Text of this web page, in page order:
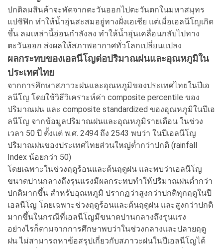
ปกติลมสินค้าจะพัดจากตะวันออกไปตะวันตกในมหาสมุทร
แปซิฟิก ทำให้น้ำอุ่นสะสมอยู่ทางฝั่งเอเชีย แต่เมื่อเอลนีโญเกิด
ขึ้น ลมเหล่านี้อ่อนกำลังลง ทำให้น้ำอุ่นเคลื่อนกลับไปทาง
ตะวันออก ส่งผลให้สภาพอากาศทั่วโลกเปลี่ยนแปลง
ผลกระทบของเอลนีโญต่อปริมาณฝนและอุณหภูมิใน
ประเทศไทย
จากการศึกษาสภาวะฝนและอุณหภูมิของประเทศไทยในปีเอ
ลนีโญ โดยใช้วิธีวิเคราะห์ค่า composite percentile ของ
ปริมาณฝน และ composite standardized ของอุณหภูมิในปีเอ
ลนีโญ จากข้อมูลปริมาณฝนและอุณหภูมิรายเดือน ในช่วง
เวลา 50 ปี ตั้งแต่ พ.ศ. 2494 ถึง 2543 พบว่า ในปีเอลนีโญ
ปริมาณฝนของประเทศไทยส่วนใหญ่ต่ำกว่าปกติ (rainfall
Index น้อยกว่า 50)
โดยเฉพาะในช่วงฤดูร้อนและต้นฤดูฝน และพบว่าเอลนีโญ
ขนาดปานกลางถึงรุนแรงมีผลกระทบทำให้ปริมาณฝนต่ำกว่า
ปกติมากขึ้น สำหรับอุณหภูมิ ปรากฏว่าสูงกว่าปกติทุกฤดูในปี
เอลนีโญ โดยเฉพาะช่วงฤดูร้อนและต้นฤดูฝน และสูงกว่าปกติ
มากขึ้นในกรณีที่เอลนีโญมีขนาดปานกลางถึงรุนแรง
อย่างไรก็ตามจากการศึกษาพบว่าในช่วงกลางและปลายฤดู
ฝน ไม่สามารถหาข้อสรุปเกี่ยวกับสภาวะฝนในปีเอลนีโญได้